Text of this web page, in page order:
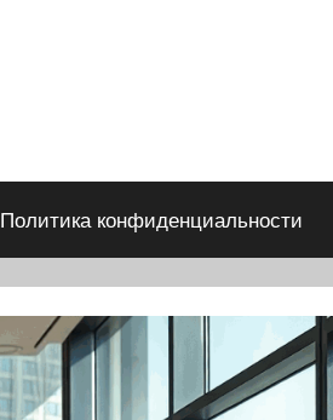
Политика конфиденциальности